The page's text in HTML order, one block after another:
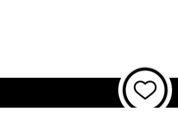
個人情報保護方針